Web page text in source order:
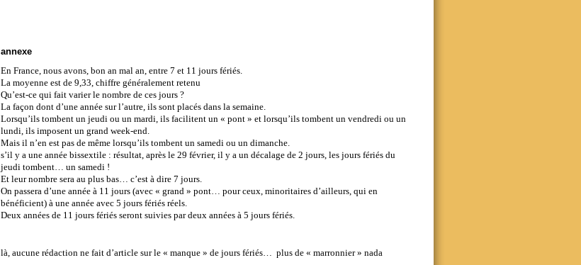
annexe
En France, nous avons, bon an mal an, entre 7 et 11 jours fériés.
La moyenne est de 9,33, chiffre généralement retenu
Qu’est-ce qui fait varier le nombre de ces jours ?
La façon dont d’une année sur l’autre, ils sont placés dans la semaine.
Lorsqu’ils tombent un jeudi ou un mardi, ils facilitent un « pont » et lorsqu’ils tombent un vendredi ou un
lundi, ils imposent un grand week-end.
Mais il n’en est pas de même lorsqu’ils tombent un samedi ou un dimanche.
s’il y a une année bissextile : résultat, après le 29 février, il y a un décalage de 2 jours, les jours fériés du
jeudi tombent… un samedi !
Et leur nombre sera au plus bas… c’est à dire 7 jours.
On passera d’une année à 11 jours (avec « grand » pont… pour ceux, minoritaires d’ailleurs, qui en
bénéficient) à une année avec 5 jours fériés réels.
Deux années de 11 jours fériés seront suivies par deux années à 5 jours fériés.
là, aucune rédaction ne fait d’article sur le « manque » de jours fériés… plus de « marronnier » nada